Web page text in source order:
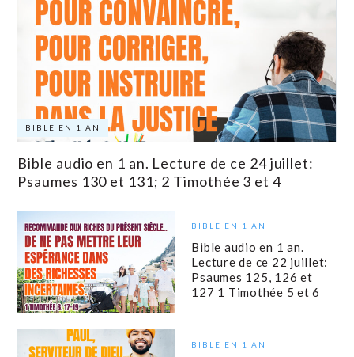
BIBLE EN 1 AN
Bible audio en 1 an. Lecture de ce 24 juillet:
Psaumes 130 et 131; 2 Timothée 3 et 4
BIBLE EN 1 AN
Bible audio en 1 an.
Lecture de ce 22 juillet:
Psaumes 125, 126 et
127 1 Timothée 5 et 6
BIBLE EN 1 AN